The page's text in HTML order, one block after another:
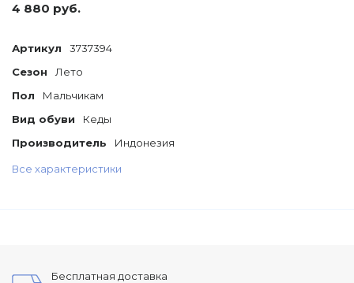
4 880 руб.
Артикул
3737394
Сезон
Лето
Пол
Мальчикам
Вид обуви
Кеды
Производитель
Индонезия
Все характеристики
Бесплатная доставка